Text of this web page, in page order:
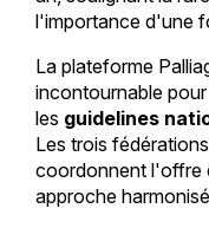
l'importance d'une
La plateforme
incontournable
les guidelines
Les trois
coordonnent l'offre
approche